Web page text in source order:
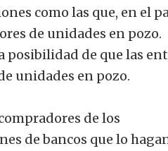
como las que, en el
de unidades en pozo.
posibilidad de que las
unidades en pozo.
de los
de bancos que lo